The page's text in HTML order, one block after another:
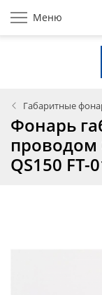
Меню
Габаритные
Фонарь
проводом
QS150 FT-